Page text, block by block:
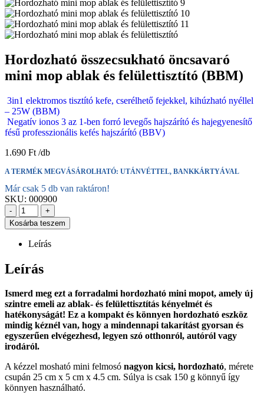
Hordozható összecsukható öncsavaró
mini mop ablak és felülettisztító (BBM)
3in1 elektromos tisztító kefe, cserélhető fejekkel, kihúzható nyéllel
– 25W (BBM)
Negatív ionos 3 az 1-ben forró levegős hajszárító és hajegyenesítő
fésű professzionális kefés hajszárító (BBV)
1.690 Ft
A TERMÉK MEGVÁSÁROLHATÓ: UTÁNVÉTTEL, BANKKÁRTYÁVAL
Már csak 5 db van raktáron!
SKU: 000900
-
+
Kosárba teszem
Leírás
Leírás
Ismerd meg ezt a forradalmi hordozható mini mopot, amely új
szintre emeli az ablak- és felülettisztítás kényelmét és
hatékonyságát! Ez a kompakt és könnyen hordozható eszköz
mindig kéznél van, hogy a mindennapi takarítást gyorsan és
egyszerűen elvégezhesd, legyen szó otthonról, autóról vagy
irodáról.
A kézzel mosható mini felmosó nagyon kicsi, hordozható, mérete
csupán 25 cm x 5 cm x 4.5 cm. Súlya is csak 150 g könnyű így
könnyen használható.